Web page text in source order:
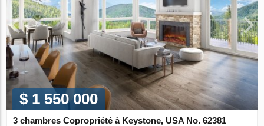
$ 1 550 000
3 chambres Copropriété à Keystone, USA No. 62381